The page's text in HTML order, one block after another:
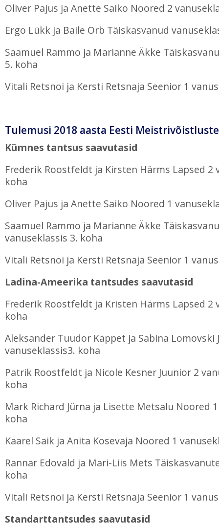
Oliver Pajus ja Anette Saiko Noored 2
Ergo Lükk ja Baile Orb Täiskasvanud
Saamuel Rammo ja Marianne Äkke
5. koha
Vitali Retsnoi ja Kersti Retsnaja Seenior 1
Tulemusi 2018 aasta Eesti
Kümnes tantsus saavutasid
Frederik Roostfeldt ja Kirsten Härms Lapsed 2
koha
Oliver Pajus ja Anette Saiko Noored 1
Saamuel Rammo ja Marianne Äkke
vanuseklassis 3. koha
Vitali Retsnoi ja Kersti Retsnaja Seenior 1
Ladina-Ameerika tantsudes saavutasid
Frederik Roostfeldt ja Kristen Härms Lapsed 2
koha
Aleksander Tuudor Kappet ja Sabina Lomovski
vanuseklassis3. koha
Patrik Roostfeldt ja Nicole Kesner Juunior 2
koha
Mark Richard Jürna ja Lisette Metsalu Noored
koha
Kaarel Saik ja Anita Kosevaja Noored 1
Rannar Edovald ja Mari-Liis Mets
koha
Vitali Retsnoi ja Kersti Retsnaja Seenior 1
Standarttantsudes saavutasid